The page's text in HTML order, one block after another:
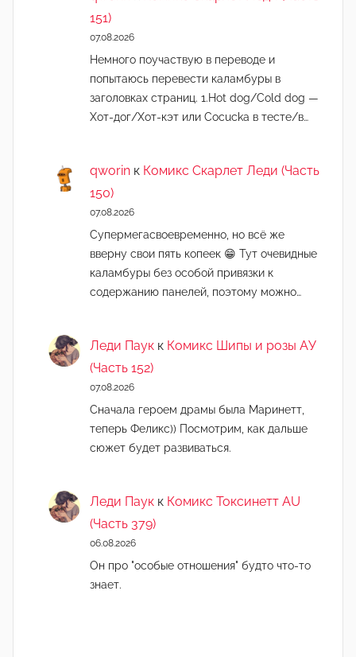
151)
07.08.2026
Немного поучаствую в переводе и
попытаюсь перевести каламбуры в
заголовках страниц. 1.Hot dog/Cold dog —
Хот-дог/Хот-кэт или Cocucka в тесте/в…
qworin к Комикс Скарлет Леди (Часть
150)
07.08.2026
Супермегасвоевременно, но всё же
вверну свои пять копеек 😁 Тут очевидные
каламбуры без особой привязки к
содержанию панелей, поэтому можно…
Леди Паук к Комикс Шипы и розы АУ
(Часть 152)
07.08.2026
Сначала героем драмы была Маринетт,
теперь Феликс)) Посмотрим, как дальше
сюжет будет развиваться.
Леди Паук к Комикс Токсинетт AU
(Часть 379)
06.08.2026
Он про "особые отношения" будто что-то
знает.